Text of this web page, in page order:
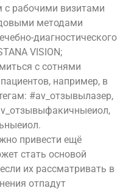
рабочими визитами
методами
диагностического
VISION;
с сотнями
например, в
#av_отзывылазер,
привести ещё
стать основой
их рассматривать в
отпадут